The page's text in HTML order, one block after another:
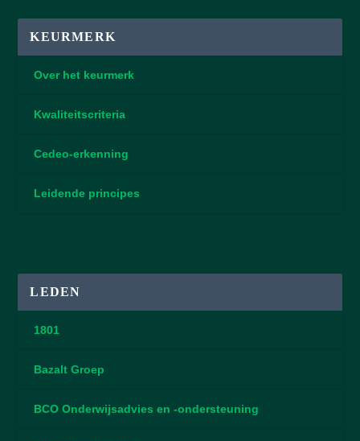
KEURMERK
Over het keurmerk
Kwaliteitscriteria
Cedeo-erkenning
Leidende principes
LEDEN
1801
Bazalt Groep
BCO Onderwijsadvies en -ondersteuning